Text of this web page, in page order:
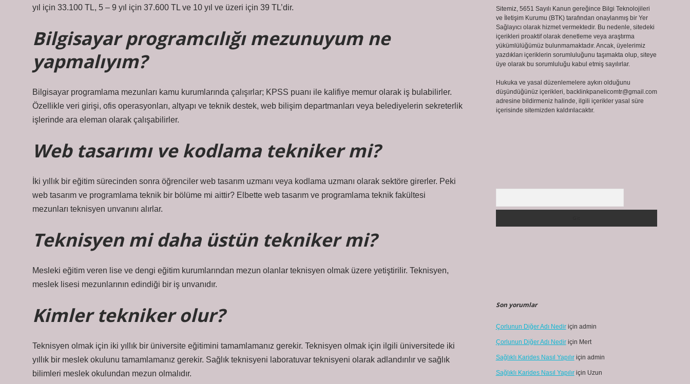
yıl için 33.100 TL, 5 – 9 yıl için 37.600 TL ve 10 yıl ve üzeri için 39 TL’dir.
Bilgisayar programcılığı mezunuyum ne
yapmalıyım?
Bilgisayar programlama mezunları kamu kurumlarında çalışırlar; KPSS puanı ile kalifiye memur olarak iş bulabilirler.
Özellikle veri girişi, ofis operasyonları, altyapı ve teknik destek, web bilişim departmanları veya belediyelerin sekreterlik
işlerinde ara eleman olarak çalışabilirler.
Web tasarımı ve kodlama tekniker mi?
İki yıllık bir eğitim sürecinden sonra öğrenciler web tasarım uzmanı veya kodlama uzmanı olarak sektöre girerler. Peki
web tasarım ve programlama teknik bir bölüme mi aittir? Elbette web tasarım ve programlama teknik fakültesi
mezunları teknisyen unvanını alırlar.
Teknisyen mi daha üstün tekniker mi?
Mesleki eğitim veren lise ve dengi eğitim kurumlarından mezun olanlar teknisyen olmak üzere yetiştirilir. Teknisyen,
meslek lisesi mezunlarının edindiği bir iş unvanıdır.
Kimler tekniker olur?
Teknisyen olmak için iki yıllık bir üniversite eğitimini tamamlamanız gerekir. Teknisyen olmak için ilgili üniversitede iki
yıllık bir meslek okulunu tamamlamanız gerekir. Sağlık teknisyeni laboratuvar teknisyeni olarak adlandırılır ve sağlık
bilimleri meslek okulundan mezun olmalıdır.
Sitemiz, 5651 Sayılı Kanun gereğince Bilgi Teknolojileri
ve İletişim Kurumu (BTK) tarafından onaylanmış bir Yer
Sağlayıcı olarak hizmet vermektedir. Bu nedenle, sitedeki
içerikleri proaktif olarak denetleme veya araştırma
yükümlülüğümüz bulunmamaktadır. Ancak, üyelerimiz
yazdıkları içeriklerin sorumluluğunu taşımakta olup, siteye
üye olarak bu sorumluluğu kabul etmiş sayılırlar.
Hukuka ve yasal düzenlemelere aykırı olduğunu
düşündüğünüz içerikleri, backlinkpanelicomtr@gmail.com
adresine bildirmeniz halinde, ilgili içerikler yasal süre
içerisinde sitemizden kaldırılacaktır.
Son yorumlar
Çorlunun Diğer Adı Nediriçin admin
Çorlunun Diğer Adı Nediriçin Mert
Sağlıklı Karides Nasıl Yapılıriçin admin
Sağlıklı Karides Nasıl Yapılıriçin Uzun